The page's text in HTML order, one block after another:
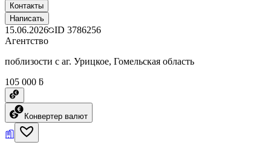
Контакты
Написать
15.06.2026 ID 3786256
Агентство
поблизости с аг. Урицкое, Гомельская область
105 000 ƃ
Конвертер валют